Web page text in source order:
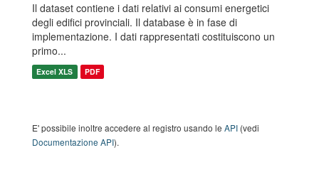
Il dataset contiene i dati relativi ai consumi energetici
degli edifici provinciali. Il database è in fase di
implementazione. I dati rappresentati costituiscono un
primo...
Excel XLS PDF
E' possibile inoltre accedere al registro usando le API (vedi
Documentazione API).